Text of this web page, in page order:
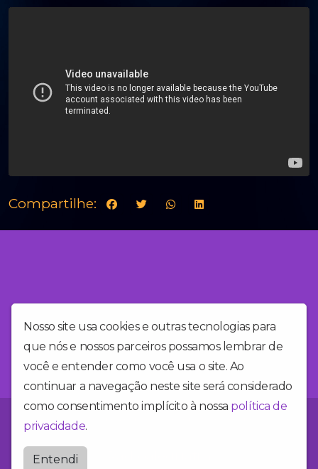
Compartilhe:
Nosso site usa cookies e outras tecnologias para
que nós e nossos parceiros possamos lembrar de
você e entender como você usa o site. Ao
continuar a navegação neste site será considerado
como consentimento implícito à nossa política de
privacidade.
Entendi
Você está no site da Alegria FM, a rádio mais alegre do Brasil!